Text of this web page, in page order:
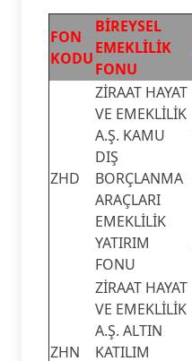
FON
KODU
BİREYSEL
EMEKLİLİK
FONU
ZHD
ZİRAAT HAYAT
VE EMEKLİLİK
A.Ş. KAMU
DIŞ
BORÇLANMA
ARAÇLARI
EMEKLİLİK
YATIRIM
FONU
ZHN
ZİRAAT HAYAT
VE EMEKLİLİK
A.Ş. ALTIN
KATILIM